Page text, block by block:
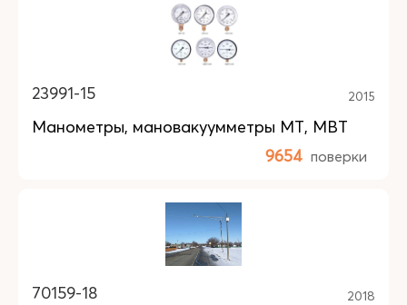
23991-15 2015
Манометры, мановакуумметры МТ, МВТ
9654 поверки
70159-18 2018